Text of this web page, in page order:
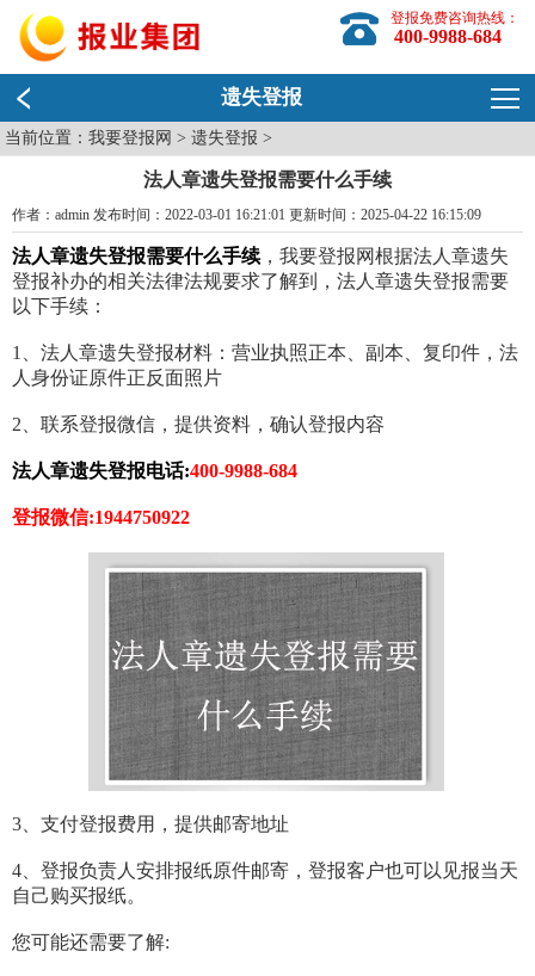
登报免费咨询热线：
400-9988-684
遗失登报
当前位置：我要登报网 >遗失登报 >
法人章遗失登报需要什么手续
作者：admin 发布时间：2022-03-01 16:21:01 更新时间：2025-04-22 16:15:09
法人章遗失登报需要什么手续，我要登报网根据法人章遗失
登报补办的相关法律法规要求了解到，法人章遗失登报需要
以下手续：
1、法人章遗失登报材料：营业执照正本、副本、复印件，法
人身份证原件正反面照片
2、联系登报微信，提供资料，确认登报内容
法人章遗失登报电话:400-9988-684
登报微信:1944750922
3、支付登报费用，提供邮寄地址
4、登报负责人安排报纸原件邮寄，登报客户也可以见报当天
自己购买报纸。
您可能还需要了解: